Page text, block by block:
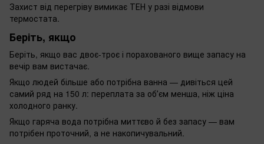
Захист від перегріву вимикає ТЕН у разі відмови
термостата.
Беріть, якщо
Беріть, якщо вас двоє-троє і порахованого вище запасу на
вечір вам вистачає.
Якщо людей більше або потрібна ванна — дивіться цей
самий ряд на 150 л: переплата за обʼєм менша, ніж ціна
холодного ранку.
Якщо гаряча вода потрібна миттєво й без запасу — вам
потрібен проточний, а не накопичувальний.